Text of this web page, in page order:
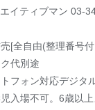
イティブマン 03-
[全自由(整理番号
代別途
フォン対応デジタ
入場不可。6歳以上